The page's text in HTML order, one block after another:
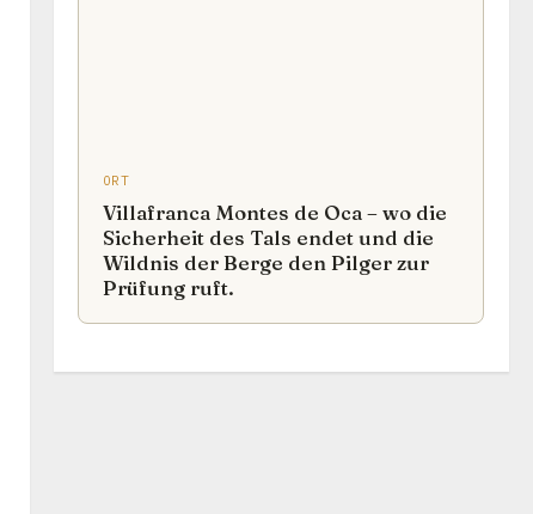
ORT
Villafranca Montes de Oca – wo die
Sicherheit des Tals endet und die
Wildnis der Berge den Pilger zur
Prüfung ruft.